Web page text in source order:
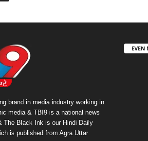
brand in media industry working in
media & TBI9 is a national news
The Black Ink is our Hindi Daily
is published from Agra Uttar
EVEN